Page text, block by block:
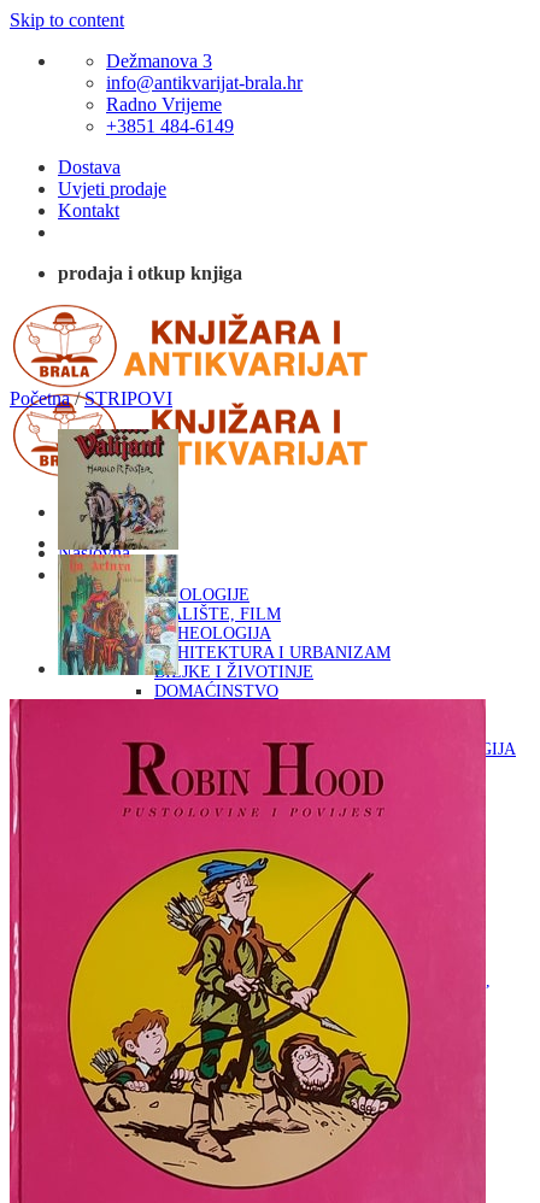
Skip to content
Dežmanova 3
info@antikvarijat-brala.hr
Radno Vrijeme
+3851 484-6149
Dostava
Uvjeti prodaje
Kontakt
prodaja i otkup knjiga
Naslovna
KNJIGE
OD ARHEOLOGIJE
DO KAZALIŠTE, FILM
ARHEOLOGIJA
ARHITEKTURA I URBANIZAM
BILJKE I ŽIVOTINJE
DOMAĆINSTVO
FILOZOFIJA, SOCIOLOGIJA, ANTROPOLOGIJA
FOTOGRAFIJA
GLAZBENA UMJETNOST
KAZALIŠTE, FILM
DO RELIGIJA
KNJIŽEVNOST
LIKOVNA UMJETNOST
LJEKOVITO BILJE I ZDRAVLJE
MITOLOGIJA
POVIJEST I PUBLICISTIKA
PRIRODNE ZNANOSTI
PSIHOLOGIJA, POPULARNA PSIHOLOGIJA,
ALTERNATIVA
RAZNO
RELIGIJA
OD RJEČNIKA
DO ZEMLJOVIDA
RJEČNICI, GRAMATIKE, PRAVOPISI…
SPORT
STRIPOVI
TEHNIČKE ZNANOSTI
TEORIJA I POVIJEST KNJIŽEVNOSTI
Početna / STRIPOVI